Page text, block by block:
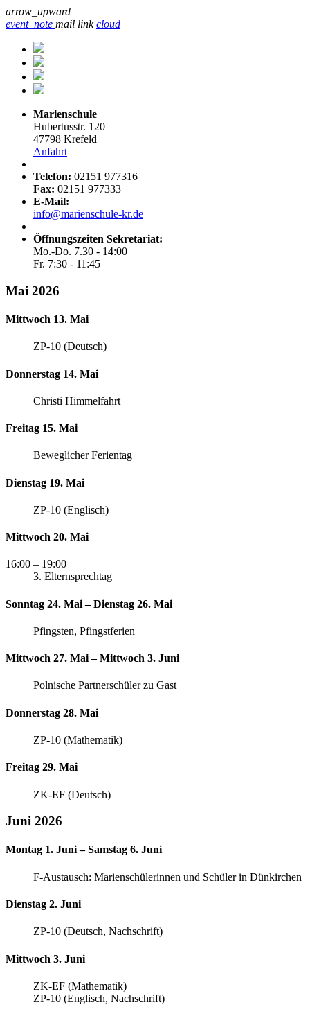
arrow_upward
event_note mail link cloud
Marienschule
Hubertusstr. 120
47798 Krefeld
Anfahrt
Telefon: 02151 977316
Fax: 02151 977333
E-Mail:
info@marienschule-kr.de
Öffnungszeiten Sekretariat:
Mo.-Do. 7.30 - 14:00
Fr. 7:30 - 11:45
Mai 2026
Mittwoch 13. Mai
ZP-10 (Deutsch)
Donnerstag 14. Mai
Christi Himmelfahrt
Freitag 15. Mai
Beweglicher Ferientag
Dienstag 19. Mai
ZP-10 (Englisch)
Mittwoch 20. Mai
16:00 – 19:00
3. Elternsprechtag
Sonntag 24. Mai – Dienstag 26. Mai
Pfingsten, Pfingstferien
Mittwoch 27. Mai – Mittwoch 3. Juni
Polnische Partnerschüler zu Gast
Donnerstag 28. Mai
ZP-10 (Mathematik)
Freitag 29. Mai
ZK-EF (Deutsch)
Juni 2026
Montag 1. Juni – Samstag 6. Juni
F-Austausch: Marienschülerinnen und Schüler in Dünkirchen
Dienstag 2. Juni
ZP-10 (Deutsch, Nachschrift)
Mittwoch 3. Juni
ZK-EF (Mathematik)
ZP-10 (Englisch, Nachschrift)